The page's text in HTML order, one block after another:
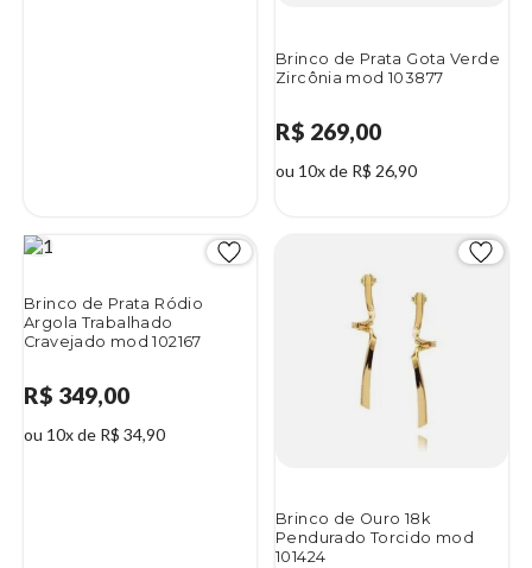
Brinco de Prata Gota Verde
Zircônia mod 103877
R$ 269,00
ou 10x de R$ 26,90
Brinco de Prata Ródio
Argola Trabalhado
Cravejado mod 102167
R$ 349,00
ou 10x de R$ 34,90
Brinco de Ouro 18k
Pendurado Torcido mod
101424